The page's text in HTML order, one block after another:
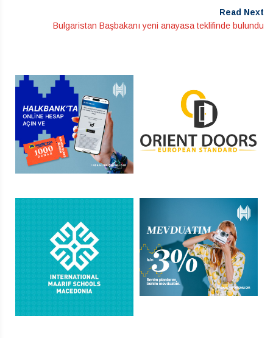
Read Next
Bulgaristan Başbakanı yeni anayasa teklifinde bulundu